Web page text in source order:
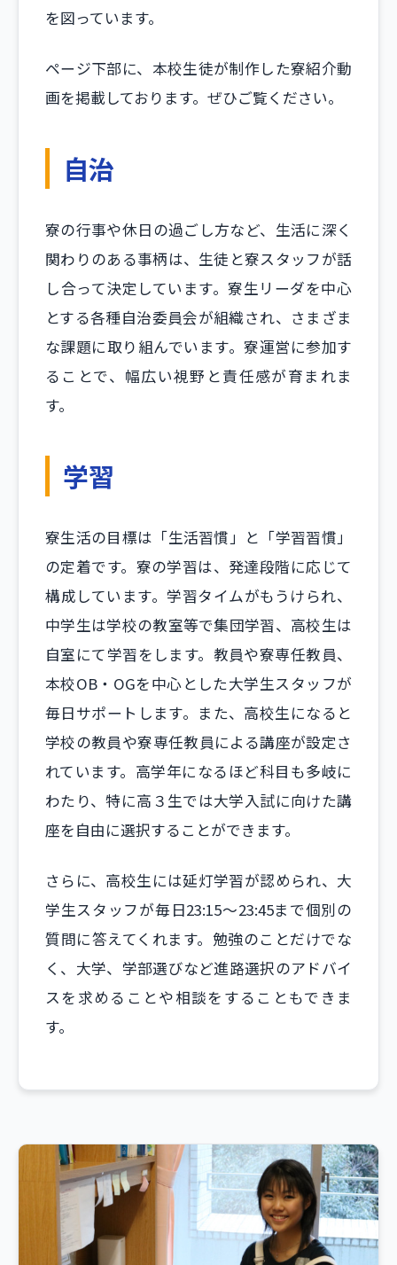
を図っています。
ページ下部に、本校生徒が制作した寮紹介動
画を掲載しております。ぜひご覧ください。
自治
寮の行事や休日の過ごし方など、生活に深く
関わりのある事柄は、生徒と寮スタッフが話
し合って決定しています。寮生リーダを中心
とする各種自治委員会が組織され、さまざま
な課題に取り組んでいます。寮運営に参加す
ることで、幅広い視野と責任感が育まれま
す。
学習
寮生活の目標は「生活習慣」と「学習習慣」
の定着です。寮の学習は、発達段階に応じて
構成しています。学習タイムがもうけられ、
中学生は学校の教室等で集団学習、高校生は
自室にて学習をします。教員や寮専任教員、
本校OB・OGを中心とした大学生スタッフが
毎日サポートします。また、高校生になると
学校の教員や寮専任教員による講座が設定さ
れています。高学年になるほど科目も多岐に
わたり、特に高３生では大学入試に向けた講
座を自由に選択することができます。
さらに、高校生には延灯学習が認められ、大
学生スタッフが毎日23:15～23:45まで個別の
質問に答えてくれます。勉強のことだけでな
く、大学、学部選びなど進路選択のアドバイ
スを求めることや相談をすることもできま
す。